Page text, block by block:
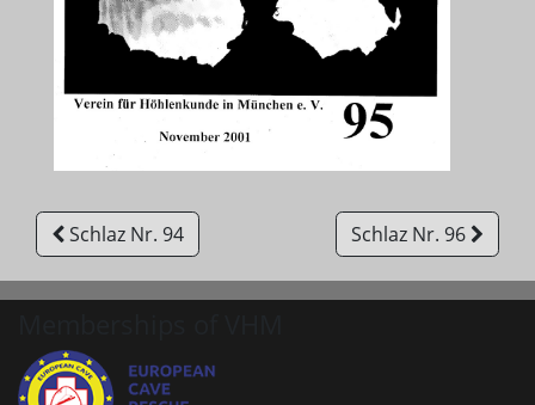
Schlaz Nr. 94 Schlaz Nr. 96